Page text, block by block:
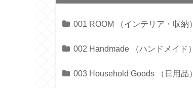
001 ROOM （インテリア・収納）
002 Handmade （ハンドメイド）
003 Household Goods （日用品）